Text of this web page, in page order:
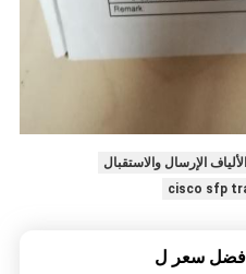
الإرسال والاستقبال
cisco sfp
سعر ل